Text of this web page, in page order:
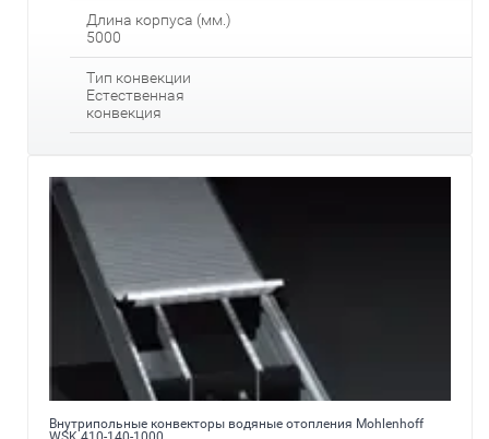
Длина корпуса (мм.)
5000
Тип конвекции
Естественная
конвекция
Внутрипольные конвекторы водяные отопления Mohlenhoff